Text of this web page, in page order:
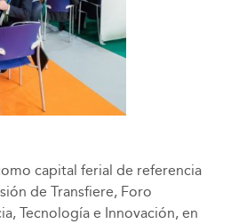
capital ferial de referencia
de Transfiere, Foro
Tecnología e Innovación, en